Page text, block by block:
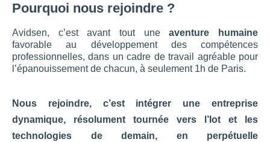
Pourquoi nous rejoindre ?
Avidsen, c’est avant tout uneaventure humaine
favorable au développement des compétences
professionnelles, dans un cadre de travail agréable pour
l’épanouissement de chacun, à seulement 1h de Paris.
Nous rejoindre, c’est intégrer une entreprise
dynamique, résolument tournée vers l’Iot et les
technologies de demain, en perpétuelle